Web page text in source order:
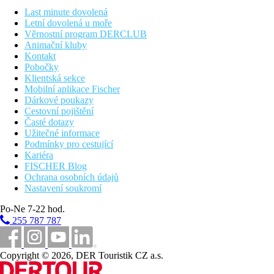
Fotogalerie
Last minute dovolená
Letní dovolená u moře
Věrnostní program DERCLUB
Animační kluby
Kontakt
Pobočky
Klientská sekce
Mobilní aplikace Fischer
Dárkové poukazy
Cestovní pojištění
Časté dotazy
Užitečné informace
Podmínky pro cestující
Kariéra
FISCHER Blog
Ochrana osobních údajů
Nastavení soukromí
Po-Ne 7-22 hod.
255 787 787
Copyright © 2026, DER Touristik CZ a.s.